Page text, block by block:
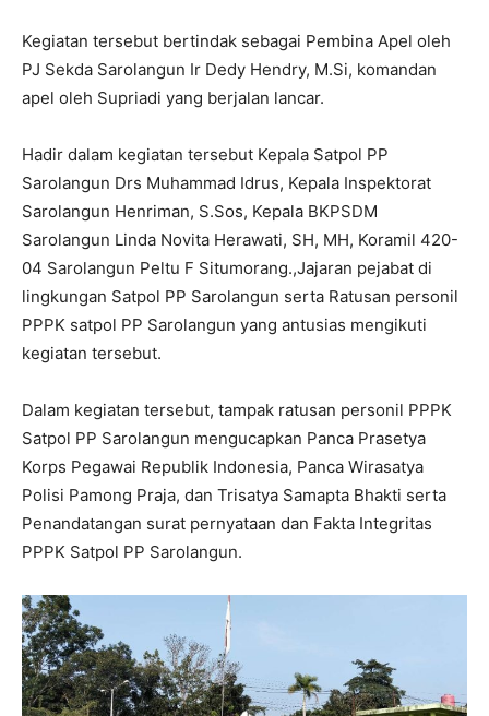
Kegiatan tersebut bertindak sebagai Pembina Apel oleh
PJ Sekda Sarolangun Ir Dedy Hendry, M.Si, komandan
apel oleh Supriadi yang berjalan lancar.
Hadir dalam kegiatan tersebut Kepala Satpol PP
Sarolangun Drs Muhammad Idrus, Kepala Inspektorat
Sarolangun Henriman, S.Sos, Kepala BKPSDM
Sarolangun Linda Novita Herawati, SH, MH, Koramil 420-
04 Sarolangun Peltu F Situmorang.,Jajaran pejabat di
lingkungan Satpol PP Sarolangun serta Ratusan personil
PPPK satpol PP Sarolangun yang antusias mengikuti
kegiatan tersebut.
Dalam kegiatan tersebut, tampak ratusan personil PPPK
Satpol PP Sarolangun mengucapkan Panca Prasetya
Korps Pegawai Republik Indonesia, Panca Wirasatya
Polisi Pamong Praja, dan Trisatya Samapta Bhakti serta
Penandatangan surat pernyataan dan Fakta Integritas
PPPK Satpol PP Sarolangun.